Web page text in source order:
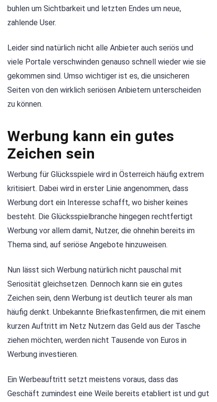
buhlen um Sichtbarkeit und letzten Endes um neue,
zahlende User.
Leider sind natürlich nicht alle Anbieter auch seriös und
viele Portale verschwinden genauso schnell wieder wie sie
gekommen sind. Umso wichtiger ist es, die unsicheren
Seiten von den wirklich seriösen Anbietern unterscheiden
zu können.
Werbung kann ein gutes
Zeichen sein
Werbung für Glücksspiele wird in Österreich häufig extrem
kritisiert. Dabei wird in erster Linie angenommen, dass
Werbung dort ein Interesse schafft, wo bisher keines
besteht. Die Glücksspielbranche hingegen rechtfertigt
Werbung vor allem damit, Nutzer, die ohnehin bereits im
Thema sind, auf seriöse Angebote hinzuweisen.
Nun lässt sich Werbung natürlich nicht pauschal mit
Seriosität gleichsetzen. Dennoch kann sie ein gutes
Zeichen sein, denn Werbung ist deutlich teurer als man
häufig denkt. Unbekannte Briefkastenfirmen, die mit einem
kurzen Auftritt im Netz Nutzern das Geld aus der Tasche
ziehen möchten, werden nicht Tausende von Euros in
Werbung investieren.
Ein Werbeauftritt setzt meistens voraus, dass das
Geschäft zumindest eine Weile bereits etabliert ist und gut